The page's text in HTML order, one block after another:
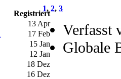
Registriert
13 Apr
17 Feb
15 Jan
12 Jan
18 Dez
16 Dez
1, 2, 3
Verfasst
Globale